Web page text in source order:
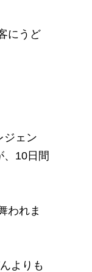
にうど
ジェン
、10日間
われま
よりも